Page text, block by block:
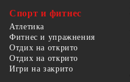
Спорт и фитнес
Атлетика
Фитнес и упражнения
Отдих на открито
Отдих на открито
Игри на закрито